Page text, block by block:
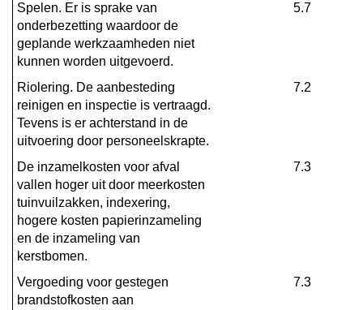
Spelen. Er is sprake van
onderbezetting waardoor de
geplande werkzaamheden niet
kunnen worden uitgevoerd.
5.7
Riolering. De aanbesteding
reinigen en inspectie is vertraagd.
Tevens is er achterstand in de
uitvoering door personeelskrapte.
7.2
De inzamelkosten voor afval
vallen hoger uit door meerkosten
tuinvuilzakken, indexering,
hogere kosten papierinzameling
en de inzameling van
kerstbomen.
7.3
Vergoeding voor gestegen
brandstofkosten aan
7.3